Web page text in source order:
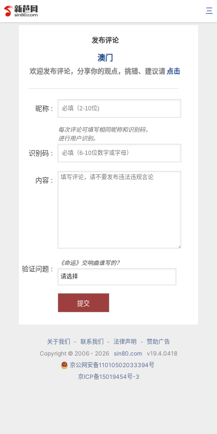
三
发布评论
澳门
欢迎发布评论，分享你的观点，挑错、建议请 点击
昵称 :
每次评论可填写相同昵称和识别码，
进行用户识别。
识别码 :
内容 :
验证问题 :
《命运》交响曲谁写的？
关于我们 - 联系我们 - 法律声明 - 赞助广告
Copyright © 2006 - 2026
sin80.com
v19.4.0418
京公网安备11010502033394号
京ICP备15019454号-3